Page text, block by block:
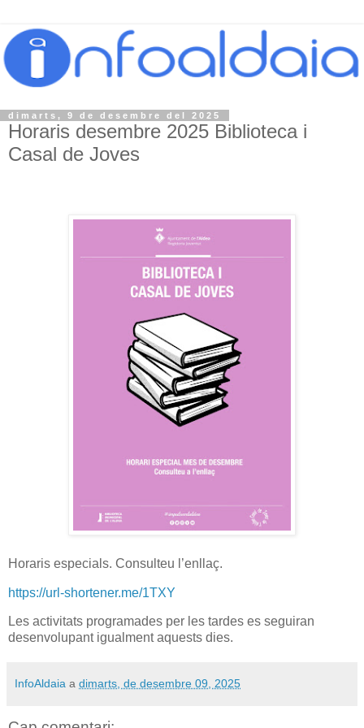
dimarts, 9 de desembre del 2025
Horaris desembre 2025 Biblioteca i
Casal de Joves
Horaris especials. Consulteu l’enllaç.
https://url-shortener.me/1TXY
Les activitats programades per les tardes es seguiran
desenvolupant igualment aquests dies.
InfoAldaia a dimarts, de desembre 09, 2025